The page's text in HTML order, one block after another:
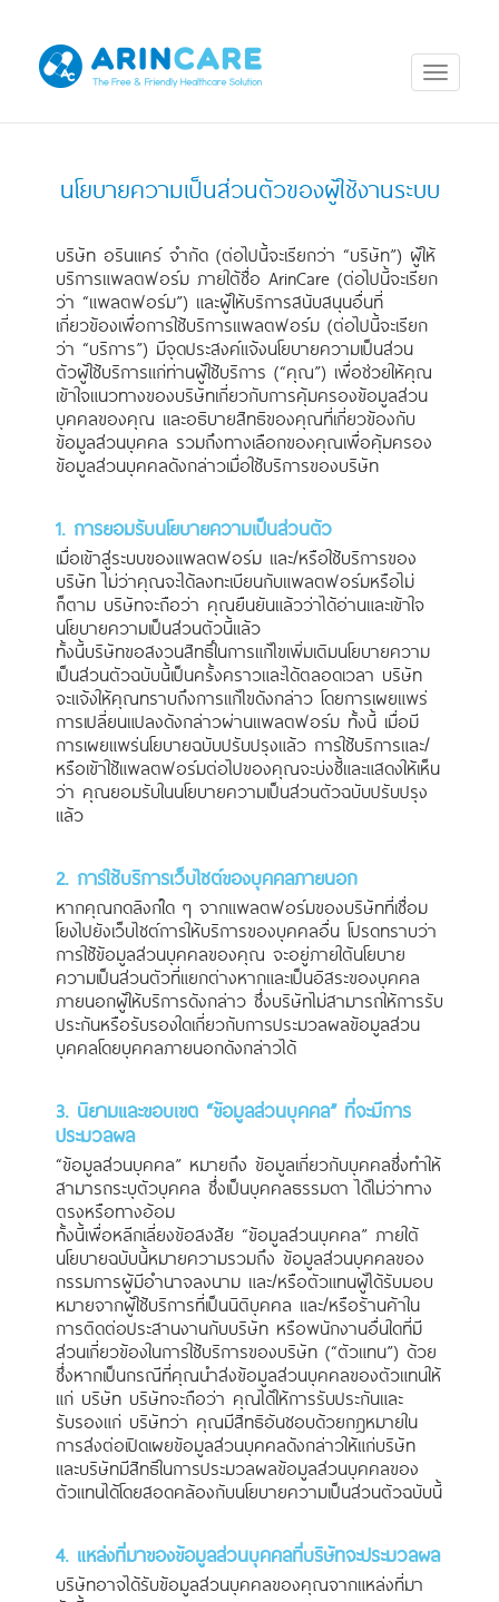
นโยบายความเป็นส่วนตัวของผู้ใช้งานระบบ
บริษัท อรินแคร์ จำกัด (ต่อไปนี้จะเรียกว่า “บริษัท”) ผู้ให้
บริการแพลตฟอร์ม ภายใต้ชื่อ ArinCare (ต่อไปนี้จะเรียก
ว่า “แพลตฟอร์ม”) และผู้ให้บริการสนับสนุนอื่นที่
เกี่ยวข้องเพื่อการใช้บริการแพลตฟอร์ม (ต่อไปนี้จะเรียก
ว่า “บริการ”) มีจุดประสงค์แจ้งนโยบายความเป็นส่วน
ตัวผู้ใช้บริการแก่ท่านผู้ใช้บริการ (“คุณ”) เพื่อช่วยให้คุณ
เข้าใจแนวทางของบริษัทเกี่ยวกับการคุ้มครองข้อมูลส่วน
บุคคลของคุณ และอธิบายสิทธิของคุณที่เกี่ยวข้องกับ
ข้อมูลส่วนบุคคล รวมถึงทางเลือกของคุณเพื่อคุ้มครอง
ข้อมูลส่วนบุคคลดังกล่าวเมื่อใช้บริการของบริษัท
1. การยอมรับนโยบายความเป็นส่วนตัว
เมื่อเข้าสู่ระบบของแพลตฟอร์ม และ/หรือใช้บริการของ
บริษัท ไม่ว่าคุณจะได้ลงทะเบียนกับแพลตฟอร์มหรือไม่
ก็ตาม บริษัทจะถือว่า คุณยืนยันแล้วว่าได้อ่านและเข้าใจ
นโยบายความเป็นส่วนตัวนี้แล้ว
ทั้งนี้บริษัทขอสงวนสิทธิ์ในการแก้ไขเพิ่มเติมนโยบายความ
เป็นส่วนตัวฉบับนี้เป็นครั้งคราวและได้ตลอดเวลา บริษัท
จะแจ้งให้คุณทราบถึงการแก้ไขดังกล่าว โดยการเผยแพร่
การเปลี่ยนแปลงดังกล่าวผ่านแพลตฟอร์ม ทั้งนี้ เมื่อมี
การเผยแพร่นโยบายฉบับปรับปรุงแล้ว การใช้บริการและ/
หรือเข้าใช้แพลตฟอร์มต่อไปของคุณจะบ่งชี้และแสดงให้เห็น
ว่า คุณยอมรับในนโยบายความเป็นส่วนตัวฉบับปรับปรุง
แล้ว
2. การใช้บริการเว็บไซต์ของบุคคลภายนอก
หากคุณกดลิงก์ใด ๆ จากแพลตฟอร์มของบริษัทที่เชื่อม
โยงไปยังเว็บไซต์การให้บริการของบุคคลอื่น โปรดทราบว่า
การใช้ข้อมูลส่วนบุคคลของคุณ จะอยู่ภายใต้นโยบาย
ความเป็นส่วนตัวที่แยกต่างหากและเป็นอิสระของบุคคล
ภายนอกผู้ให้บริการดังกล่าว ซึ่งบริษัทไม่สามารถให้การรับ
ประกันหรือรับรองใดเกี่ยวกับการประมวลผลข้อมูลส่วน
บุคคลโดยบุคคลภายนอกดังกล่าวได้
3. นิยามและขอบเขต “ข้อมูลส่วนบุคคล” ที่จะมีการ
ประมวลผล
“ข้อมูลส่วนบุคคล” หมายถึง ข้อมูลเกี่ยวกับบุคคลซึ่งทำให้
สามารถระบุตัวบุคคล ซึ่งเป็นบุคคลธรรมดา ได้ไม่ว่าทาง
ตรงหรือทางอ้อม
ทั้งนี้เพื่อหลีกเลี่ยงข้อสงสัย “ข้อมูลส่วนบุคคล” ภายใต้
นโยบายฉบับนี้หมายความรวมถึง ข้อมูลส่วนบุคคลของ
กรรมการผู้มีอำนาจลงนาม และ/หรือตัวแทนผู้ได้รับมอบ
หมายจากผู้ใช้บริการที่เป็นนิติบุคคล และ/หรือร้านค้าใน
การติดต่อประสานงานกับบริษัท หรือพนักงานอื่นใดที่มี
ส่วนเกี่ยวข้องในการใช้บริการของบริษัท (“ตัวแทน”) ด้วย
ซึ่งหากเป็นกรณีที่คุณนำส่งข้อมูลส่วนบุคคลของตัวแทนให้
แก่ บริษัท บริษัทจะถือว่า คุณได้ให้การรับประกันและ
รับรองแก่ บริษัทว่า คุณมีสิทธิอันชอบด้วยกฎหมายใน
การส่งต่อเปิดเผยข้อมูลส่วนบุคคลดังกล่าวให้แก่บริษัท
และบริษัทมีสิทธิในการประมวลผลข้อมูลส่วนบุคคลของ
ตัวแทนได้โดยสอดคล้องกับนโยบายความเป็นส่วนตัวฉบับนี้
4. แหล่งที่มาของข้อมูลส่วนบุคคลที่บริษัทจะประมวลผล
บริษัทอาจได้รับข้อมูลส่วนบุคคลของคุณจากแหล่งที่มา